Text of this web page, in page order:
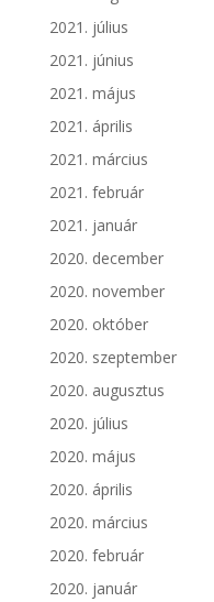
2021. július
2021. június
2021. május
2021. április
2021. március
2021. február
2021. január
2020. december
2020. november
2020. október
2020. szeptember
2020. augusztus
2020. július
2020. május
2020. április
2020. március
2020. február
2020. január